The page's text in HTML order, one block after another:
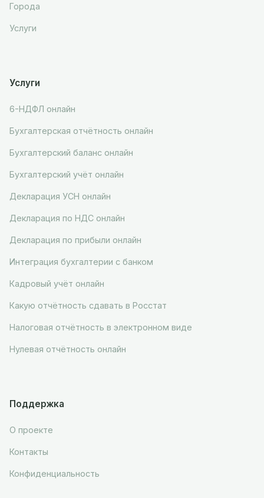
Города
Услуги
Услуги
6-НДФЛ онлайн
Бухгалтерская отчётность онлайн
Бухгалтерский баланс онлайн
Бухгалтерский учёт онлайн
Декларация УСН онлайн
Декларация по НДС онлайн
Декларация по прибыли онлайн
Интеграция бухгалтерии с банком
Кадровый учёт онлайн
Какую отчётность сдавать в Росстат
Налоговая отчётность в электронном виде
Нулевая отчётность онлайн
Поддержка
О проекте
Контакты
Конфиденциальность